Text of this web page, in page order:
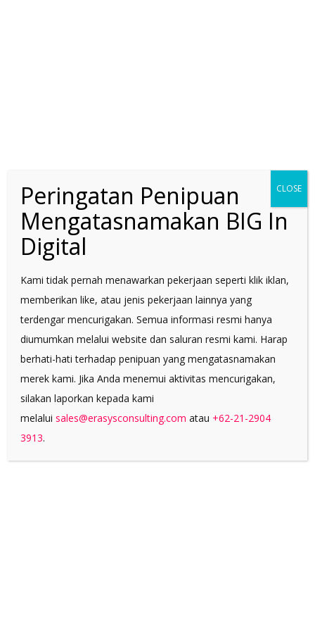
FACEBOOK MARKETING,
BAGAIMANA MENANGAPI
PENURUNAN ORGANIC
REACH
BIG In Digital
mengenai algoritma facebook yang
mengetahui bagaimana cara untuk mengatasi
penurunan Organic Reach...
14.11.2017 0 Share
Peringatan Penipuan
Mengatasnamakan BIG In
Digital
Kami tidak pernah menawarkan pekerjaan seperti klik iklan,
memberikan like, atau jenis pekerjaan lainnya yang
terdengar mencurigakan. Semua informasi resmi hanya
diumumkan melalui website dan saluran resmi kami. Harap
berhati-hati terhadap penipuan yang mengatasnamakan
merek kami. Jika Anda menemui aktivitas mencurigakan,
silakan laporkan kepada kami
melaluisales@erasysconsulting.com atau +62-21-2904
3913.
CLOSE